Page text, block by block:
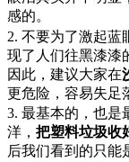
感的。
2. 不要为了激起蓝
现了人们往黑漆漆
因此，建议大家在
更危险，容易失足
3. 最基本的，也是
洋， 把塑料垃圾收
后我们看到的只能